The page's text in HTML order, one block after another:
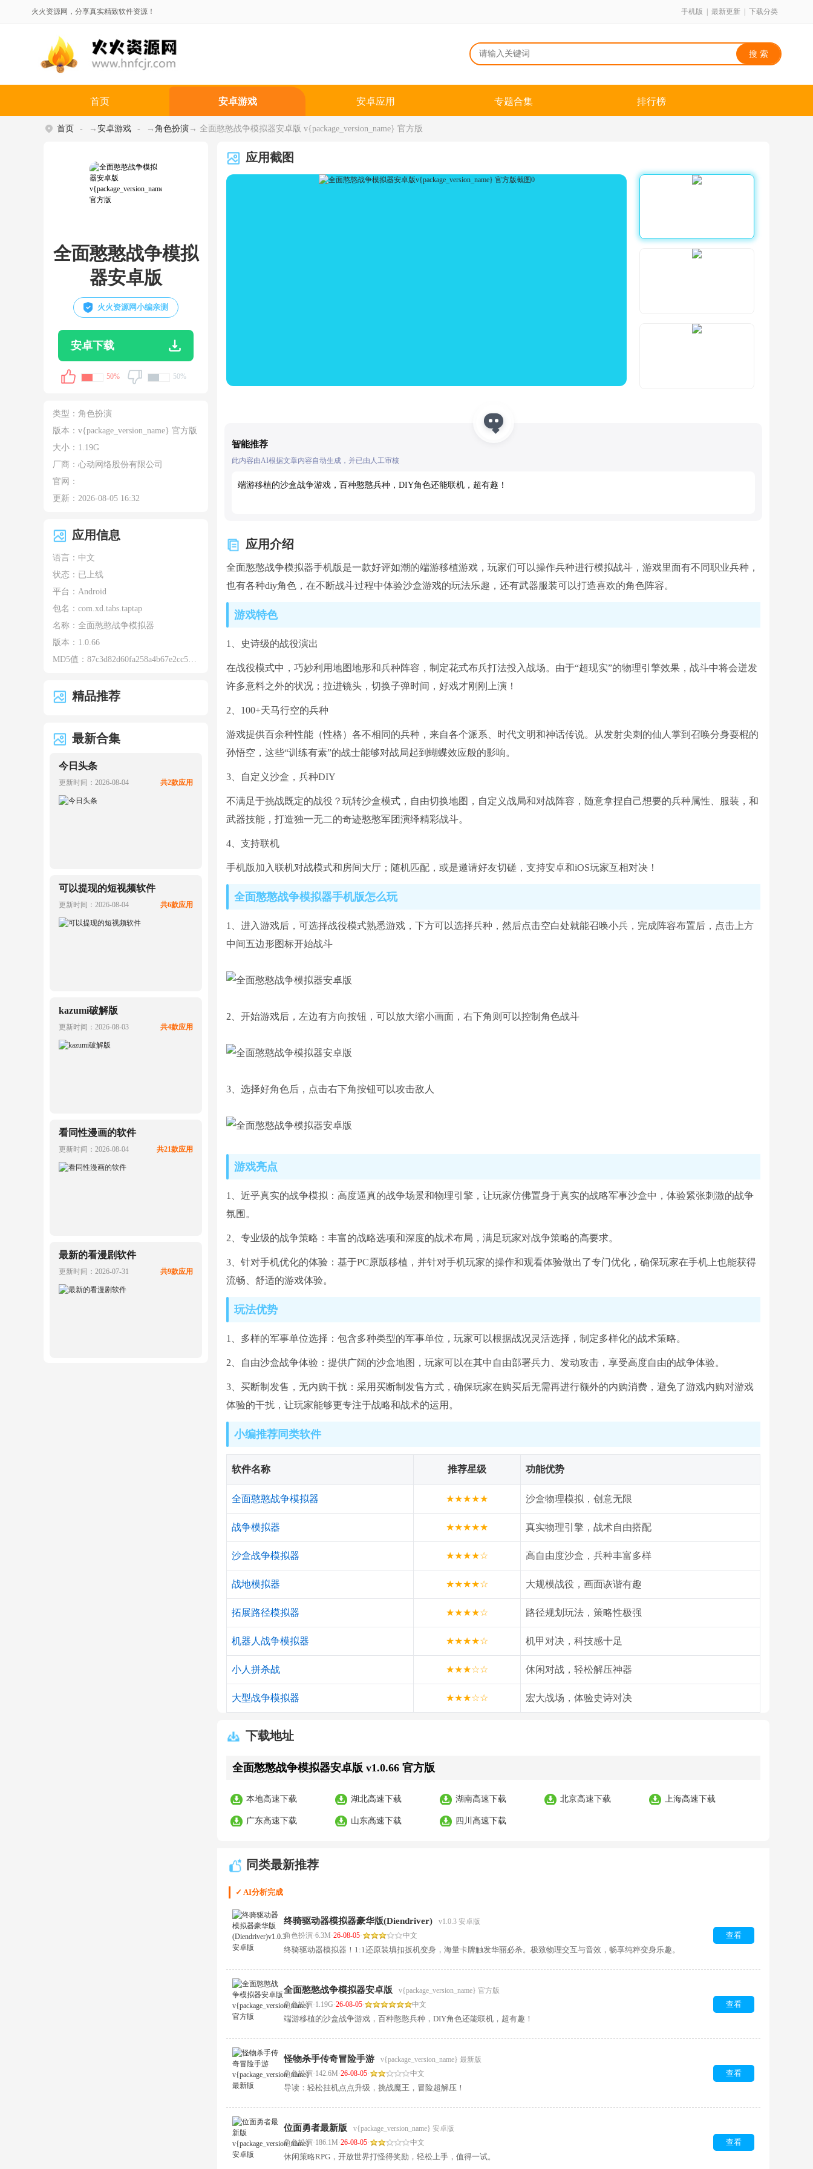
火火资源网，分享真实精致软件资源！ 手机版 最新更新 下载分类
首页 安卓游戏 安卓应用 专题合集 排行榜
首页 → 安卓游戏 → 角色扮演 → 全面憨憨战争模拟器安卓版 v{package_version_name} 官方版
全面憨憨战争模拟
器安卓版
火火资源网小编亲测
安卓下载
50% 50%
类型： 角色扮演
版本：v{package_version_name} 官方版
大小： 1.19G
厂商：心动网络股份有限公司
官网：
更新： 2026-08-05 16:32
应用信息
语言：中文
状态：已上线
平台：Android
包名： com.xd.tabs.taptap
名称： 全面憨憨战争模拟器
版本： 1.0.66
MD5值： 87c3d82d60fa258a4b67e2cc578eb55f
精品推荐
最新合集
今日头条
更新时间：2026-08-04 共2款应用
可以提现的短视频软件
更新时间：2026-08-04 共6款应用
kazumi破解版
更新时间：2026-08-03 共4款应用
看同性漫画的软件
更新时间：2026-08-04 共21款应用
最新的看漫剧软件
更新时间：2026-07-31 共9款应用
应用截图
智能推荐
此内容由AI根据文章内容自动生成，并已由人工审核
端游移植的沙盒战争游戏，百种憨憨兵种，DIY角色还能联机，超有趣！
应用介绍
全面憨憨战争模拟器手机版是一款好评如潮的端游移植游戏，玩家们可以操作兵种进行模拟战斗，游戏里面有不同职业兵种，
也有各种diy角色，在不断战斗过程中体验沙盒游戏的玩法乐趣，还有武器服装可以打造喜欢的角色阵容。
游戏特色
1、史诗级的战役演出
在战役模式中，巧妙利用地图地形和兵种阵容，制定花式布兵打法投入战场。由于“超现实”的物理引擎效果，战斗中将会迸发
许多意料之外的状况；拉进镜头，切换子弹时间，好戏才刚刚上演！
2、100+天马行空的兵种
游戏提供百余种性能（性格）各不相同的兵种，来自各个派系、时代文明和神话传说。从发射尖刺的仙人掌到召唤分身耍棍的
孙悟空，这些“训练有素”的战士能够对战局起到蝴蝶效应般的影响。
3、自定义沙盒，兵种DIY
不满足于挑战既定的战役？玩转沙盒模式，自由切换地图，自定义战局和对战阵容，随意拿捏自己想要的兵种属性、服装，和
武器技能，打造独一无二的奇迹憨憨军团演绎精彩战斗。
4、支持联机
手机版加入联机对战模式和房间大厅；随机匹配，或是邀请好友切磋，支持安卓和iOS玩家互相对决！
全面憨憨战争模拟器手机版怎么玩
1、进入游戏后，可选择战役模式熟悉游戏，下方可以选择兵种，然后点击空白处就能召唤小兵，完成阵容布置后，点击上方
中间五边形图标开始战斗
2、开始游戏后，左边有方向按钮，可以放大缩小画面，右下角则可以控制角色战斗
3、选择好角色后，点击右下角按钮可以攻击敌人
游戏亮点
1、近乎真实的战争模拟：高度逼真的战争场景和物理引擎，让玩家仿佛置身于真实的战略军事沙盒中，体验紧张刺激的战争
氛围。
2、专业级的战争策略：丰富的战略选项和深度的战术布局，满足玩家对战争策略的高要求。
3、针对手机优化的体验：基于PC原版移植，并针对手机玩家的操作和观看体验做出了专门优化，确保玩家在手机上也能获得
流畅、舒适的游戏体验。
玩法优势
1、多样的军事单位选择：包含多种类型的军事单位，玩家可以根据战况灵活选择，制定多样化的战术策略。
2、自由沙盒战争体验：提供广阔的沙盒地图，玩家可以在其中自由部署兵力、发动攻击，享受高度自由的战争体验。
3、买断制发售，无内购干扰：采用买断制发售方式，确保玩家在购买后无需再进行额外的内购消费，避免了游戏内购对游戏
体验的干扰，让玩家能够更专注于战略和战术的运用。
小编推荐同类软件
软件名称 推荐星级 功能优势
全面憨憨战争模拟器 ★★★★★ 沙盒物理模拟，创意无限
战争模拟器 ★★★★★ 真实物理引擎，战术自由搭配
沙盒战争模拟器 ★★★★☆ 高自由度沙盒，兵种丰富多样
战地模拟器 ★★★★☆ 大规模战役，画面诙谐有趣
拓展路径模拟器 ★★★★☆ 路径规划玩法，策略性极强
机器人战争模拟器 ★★★★☆ 机甲对决，科技感十足
小人拼杀战 ★★★☆☆ 休闲对战，轻松解压神器
大型战争模拟器 ★★★☆☆ 宏大战场，体验史诗对决
下载地址
全面憨憨战争模拟器安卓版 v1.0.66 官方版
本地高速下载 湖北高速下载 湖南高速下载 北京高速下载 上海高速下载
广东高速下载 山东高速下载 四川高速下载
同类最新推荐
✓ AI分析完成
终骑驱动器模拟器豪华版(Diendriver)
v1.0.3 安卓版
角色扮演·6.3M·26-08-05· 中文
终骑驱动器模拟器！1:1还原装填扣扳机变身，海量卡牌触发华丽必杀。极致物理交互与音效，畅享纯粹变身乐趣。
查看
全面憨憨战争模拟器安卓版
v{package_version_name} 官方版
角色扮演·1.19G·26-08-05· 中文
端游移植的沙盒战争游戏，百种憨憨兵种，DIY角色还能联机，超有趣！
查看
怪物杀手传奇冒险手游
v{package_version_name} 最新版
角色扮演·142.6M·26-08-05· 中文
导读：轻松挂机点点升级，挑战魔王，冒险超解压！
查看
位面勇者最新版
v{package_version_name} 安卓版
角色扮演·186.1M·26-08-05· 中文
休闲策略RPG，开放世界打怪得奖励，轻松上手，值得一试。
查看